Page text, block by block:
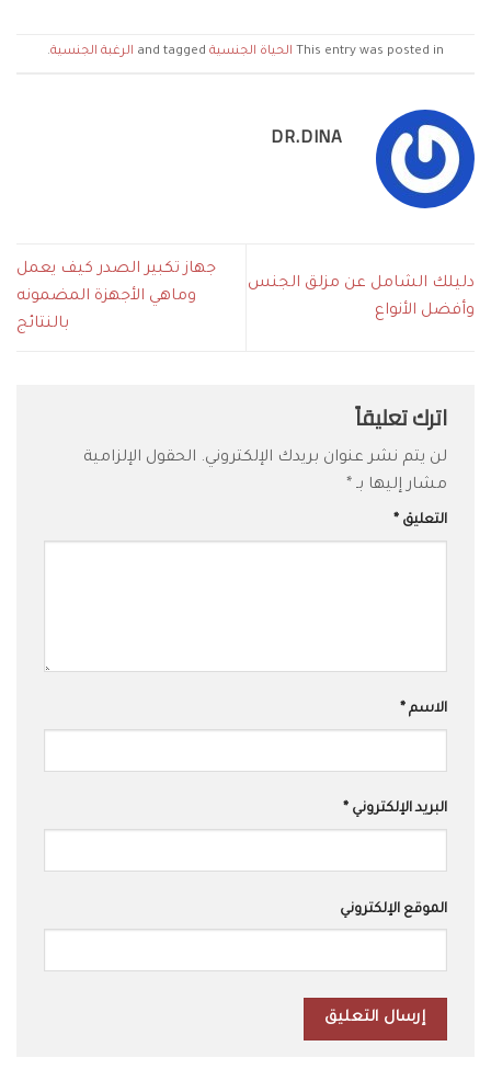
This entry was posted in الحياة الجنسية الرغبة الجنسية.
DR.DINA
دليلك الشامل عن مزلق الجنس
وأفضل الأنواع
جهاز تكبير الصدر كيف يعمل
وماهي الأجهزة المضمونه
بالنتائج
اترك تعليقاً
لن يتم نشر عنوان بريدك الإلكتروني. الحقول الإلزامية
مشار إليها بـ *
التعليق *
الاسم *
البريد الإلكتروني *
الموقع الإلكتروني